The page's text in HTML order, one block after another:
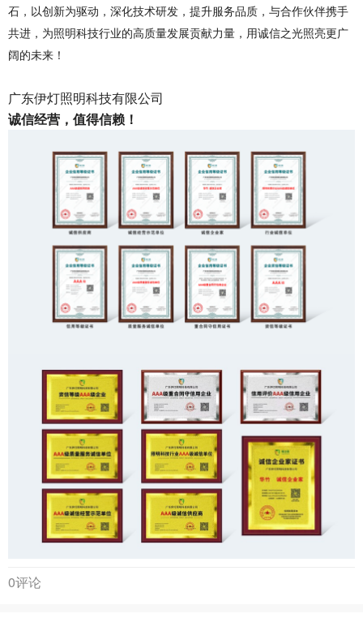
石，以创新为驱动，深化技术研发，提升服务品质，与合作伙伴携手
共进，为照明科技行业的高质量发展贡献力量，用诚信之光照亮更广
阔的未来！
广东伊灯照明科技有限公司
诚信经营，值得信赖！
0评论